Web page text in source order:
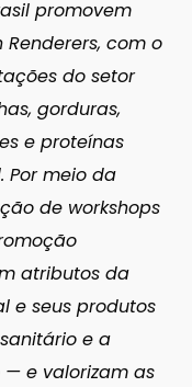
promovem
com o
do setor
gorduras,
e proteínas
Por meio da
de workshops
atributos da
e seus produtos
e a
e valorizam as